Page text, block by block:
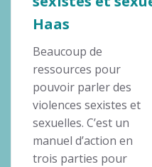
Haas
Beaucoup de
ressources pour
pouvoir parler des
violences sexistes et
sexuelles. C’est un
manuel d’action en
trois parties pour